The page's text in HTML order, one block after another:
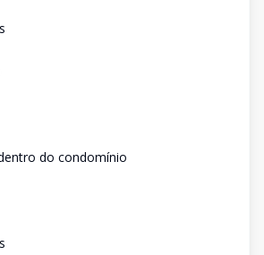
do condomínio